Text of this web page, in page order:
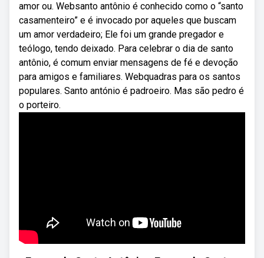
amor ou. Websanto antônio é conhecido como o “santo
casamenteiro” e é invocado por aqueles que buscam
um amor verdadeiro; Ele foi um grande pregador e
teólogo, tendo deixado. Para celebrar o dia de santo
antônio, é comum enviar mensagens de fé e devoção
para amigos e familiares. Webquadras para os santos
populares. Santo antónio é padroeiro. Mas são pedro é
o porteiro.